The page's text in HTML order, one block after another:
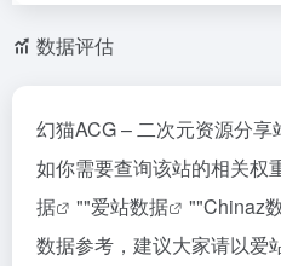
数据评估
幻猫ACG – 二次元资源分享
如你需要查询该站的相关权
据
""爱站数据 ""Chinaz
数据参考，建议大家请以爱